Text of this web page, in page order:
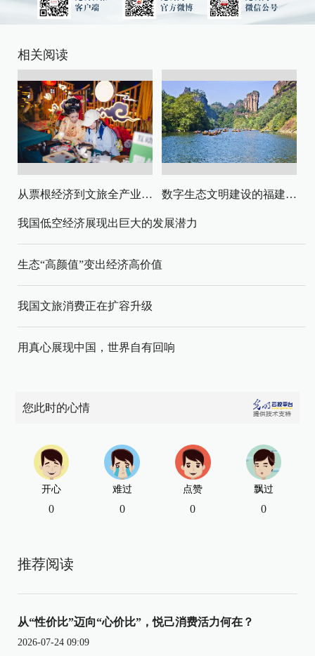
相关阅读
从票根经济到文旅全产业链升级 数字生态文明建设的福建路径与启示
我国低空经济展现出巨大的发展潜力
生态“高颜值”变出经济高价值
我国文旅消费正在扩容升级
用真心展现中国，世界自有回响
您此时的心情
开心
0
难过
0
点赞
0
飘过
0
推荐阅读
从“性价比”迈向“心价比”，悦己消费活力何在？
2026-07-24 09:09